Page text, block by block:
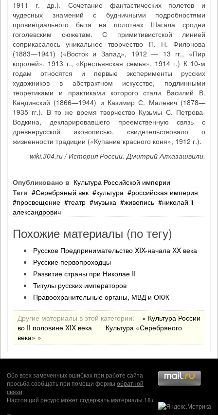
1911 г. др.). Сочетание фантастических полетов и
чудесных знамений с будничными подробностями
провинциального быта на полотнах Шагала сродни
гоголевским сюжетам. С примитивистской линией
соприкасалось уникальное творчество П. Н. Филонова
(1883—1941) («Восток и Запад», 1912 — 13 гг., «Пир
королей», 1913 г., «Крестьянская семья», 1914 г.) К 10-м
годам относятся и первые эксперименты русских
художников в абстрактном искусстве, подлинными
теоретиками и практиками которого стали Василий В.
Кандинский (1866—1944) и Казимир С. Малевич (1878—
1935 гг.). В то же время творчество Кузьмы С. Петрова-
Водкина, декларировавшего преемственную связь с
древнерусской иконописью, свидетельствовало о
жизненности традиции («Купание красного коня», 1912 г.).
wiki.304.ru / История России. Дмитрий Алхазашвили.
Опубликовано в Культура Российской империи
Теги
Серебряный век культура
российская империя
просвещение
театр музыка живопись
николай ii
александрович
Похожие материалы (по тегу)
Русское Предпринимательство XIX-начала XX века
Русские первопроходцы
Развитие страны при Николае II
Титулы русских императоров
Правоохранительные органы, МВД и ОКЖ
Другие материалы в этой категории:
« Культура России
во II половине XIX века
Культура «Серебряного
века» »
Обо всех замеченных ошибках при работе сайта
просьба сообщать при помощи формы обратной
связи.
Настоящий ресурс может содержать материалы 18+.